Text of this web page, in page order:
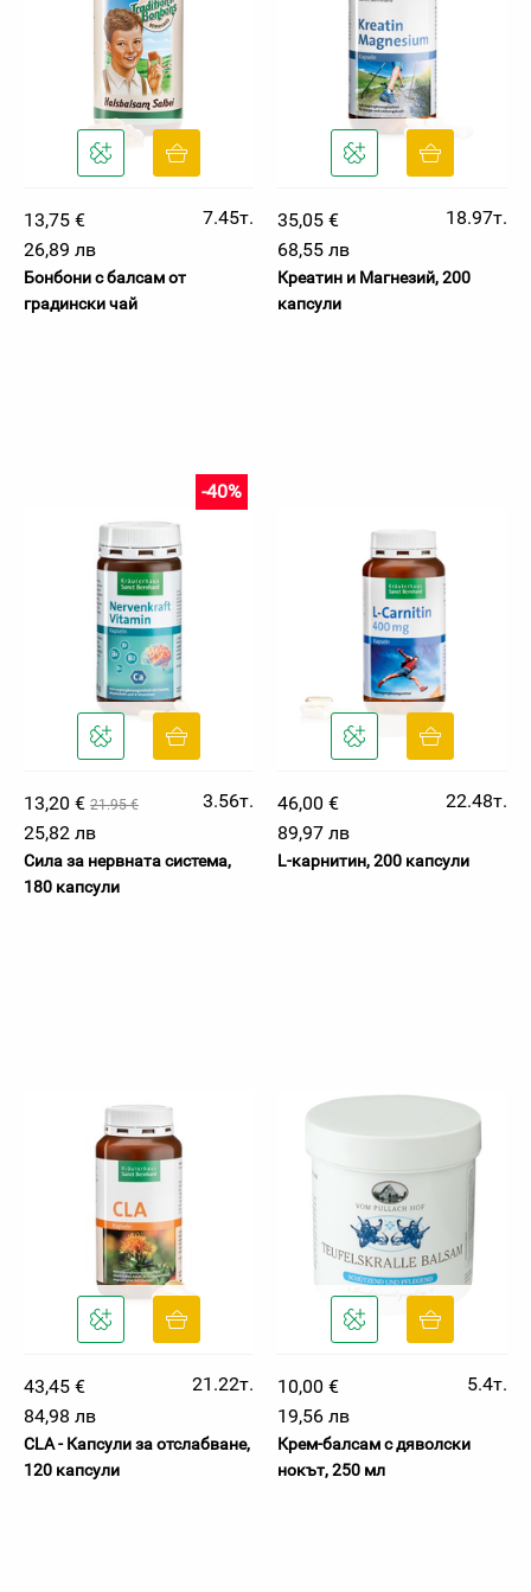
13,75 €
7.45т.
26,89 лв
Бонбони с балсам от
градински чай
35,05 €
18.97т.
68,55 лв
Креатин и Магнезий, 200
капсули
13,20 € 21.95 €
-40%
3.56т.
25,82 лв
Сила за нервната система,
180 капсули
46,00 €
22.48т.
89,97 лв
L-карнитин, 200 капсули
43,45 €
21.22т.
84,98 лв
CLA - Капсули за отслабване,
120 капсули
10,00 €
5.4т.
19,56 лв
Крем-балсам с дяволски
нокът, 250 мл